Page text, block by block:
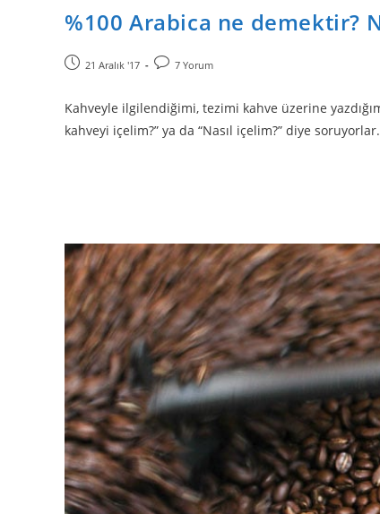
%100 Arabica ne demektir?
21 Aralık '17 7 Yorum
Kahveyle ilgilendiğimi, tezimi kahve üzerine
kahveyi içelim?” ya da “Nasıl içelim?” diye